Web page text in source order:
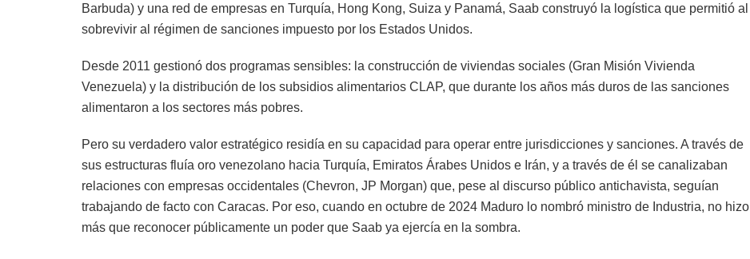
Barbuda) y una red de empresas en Turquía, Hong Kong, Suiza y Panamá, Saab construyó la logística que permitió al
sobrevivir al régimen de sanciones impuesto por los Estados Unidos.
Desde 2011 gestionó dos programas sensibles: la construcción de viviendas sociales (Gran Misión Vivienda
Venezuela) y la distribución de los subsidios alimentarios CLAP, que durante los años más duros de las sanciones
alimentaron a los sectores más pobres.
Pero su verdadero valor estratégico residía en su capacidad para operar entre jurisdicciones y sanciones. A través de
sus estructuras fluía oro venezolano hacia Turquía, Emiratos Árabes Unidos e Irán, y a través de él se canalizaban
relaciones con empresas occidentales (Chevron, JP Morgan) que, pese al discurso público antichavista, seguían
trabajando de facto con Caracas. Por eso, cuando en octubre de 2024 Maduro lo nombró ministro de Industria, no hizo
más que reconocer públicamente un poder que Saab ya ejercía en la sombra.